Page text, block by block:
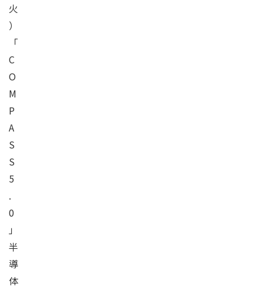
火
）
「
C
O
M
P
A
S
S
5
.
0
」
半
導
体